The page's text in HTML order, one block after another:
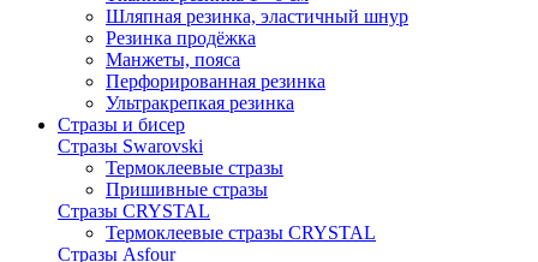
Шляпная резинка, эластичный шнур
Резинка продёжка
Манжеты, пояса
Перфорированная резинка
Ультракрепкая резинка
Стразы и бисер
Стразы Swarovski
Термоклеевые стразы
Пришивные стразы
Стразы CRYSTAL
Термоклеевые стразы CRYSTAL
Стразы Asfour